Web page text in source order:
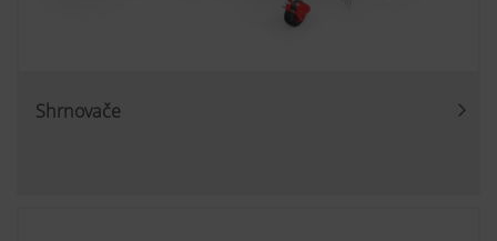
Shrnovače